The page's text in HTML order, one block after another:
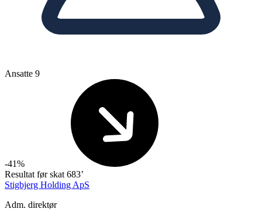
Ansatte 9
-41%
Resultat før skat 683’
Stigbjerg Holding ApS
Adm. direktør